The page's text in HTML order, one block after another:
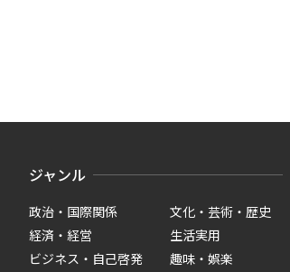
ジャンル
政治・国際関係
経済・経営
ビジネス・自己啓発
文化・芸術・歴史
生活実用
趣味・娯楽